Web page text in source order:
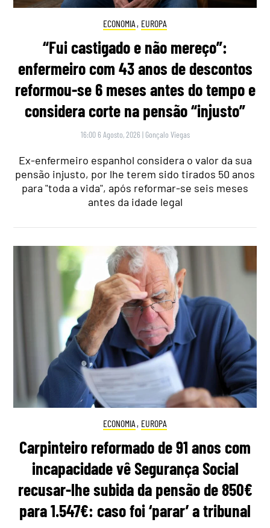
ECONOMIA , EUROPA
“Fui castigado e não mereço”:
enfermeiro com 43 anos de descontos
reformou-se 6 meses antes do tempo e
considera corte na pensão “injusto”
16:00 6 Agosto, 2026 | Gonçalo Viegas
Ex-enfermeiro espanhol considera o valor da sua
pensão injusto, por lhe terem sido tirados 50 anos
para "toda a vida", após reformar-se seis meses
antes da idade legal
ECONOMIA , EUROPA
Carpinteiro reformado de 91 anos com
incapacidade vê Segurança Social
recusar-lhe subida da pensão de 850€
para 1.547€: caso foi ‘parar’ a tribunal